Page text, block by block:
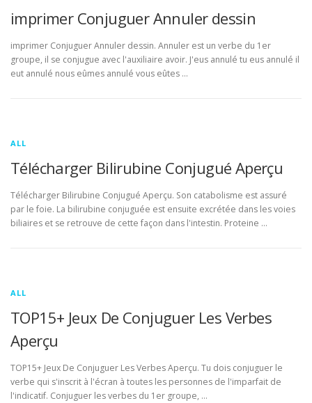
imprimer Conjuguer Annuler dessin
imprimer Conjuguer Annuler dessin. Annuler est un verbe du 1er
groupe, il se conjugue avec l'auxiliaire avoir. J'eus annulé tu eus annulé il
eut annulé nous eûmes annulé vous eûtes …
ALL
Télécharger Bilirubine Conjugué Aperçu
Télécharger Bilirubine Conjugué Aperçu. Son catabolisme est assuré
par le foie. La bilirubine conjuguée est ensuite excrétée dans les voies
biliaires et se retrouve de cette façon dans l'intestin. Proteine …
ALL
TOP15+ Jeux De Conjuguer Les Verbes
Aperçu
TOP15+ Jeux De Conjuguer Les Verbes Aperçu. Tu dois conjuguer le
verbe qui s'inscrit à l'écran à toutes les personnes de l'imparfait de
l'indicatif. Conjuguer les verbes du 1er groupe, …